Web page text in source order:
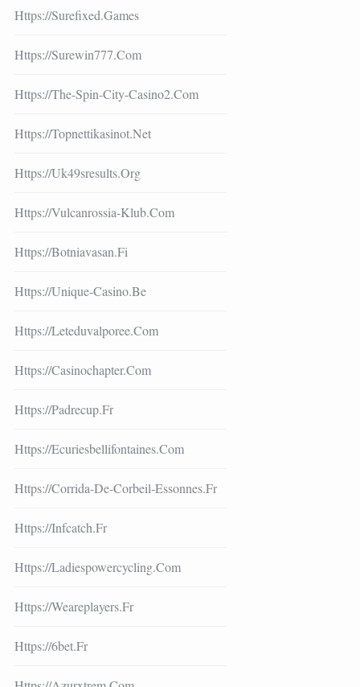
Https://surefixed.games
Https://surewin777.com
Https://the-Spin-City-Casino2.com
Https://topnettikasinot.net
Https://uk49sresults.org
Https://vulcanrossia-Klub.com
Https://botniavasan.fi
Https://unique-Casino.be
Https://leteduvalporee.com
Https://casinochapter.com
Https://padrecup.fr
Https://ecuriesbellifontaines.com
Https://corrida-De-Corbeil-Essonnes.fr
Https://infcatch.fr
Https://ladiespowercycling.com
Https://weareplayers.fr
Https://6bet.fr